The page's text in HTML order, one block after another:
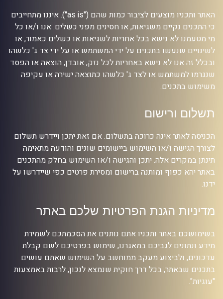
האתר ותכניו מוצעים לציבור כמות שהם ("as is"). איננו מתחייבים
כי התכנים נקיים משגיאות, או חסינים מפני כשלים. אנו ו/או כל
מי מטעמנו לא נישא בכל אחריות לשגיאות או כשלים כאמור, או
לשינויים שנעשו בתכנים על ידי המשתמש או על ידי צד ג' כלשהו
ובכלל זה אנו לא נישא באחריות לכל נזק, אובדן, הוצאה או הפסד
שנגרמו למשתמש או לצד ג' כלשהו כתוצאה ישירה או עקיפה
משימוש בתכנים.
תשלום ורישום
הכניסה לאתר אינה כרוכה בתשלום. אם זאת יתכן ויידרש תשלום
לצורך הגישה ו/או השימוש ביישומים שונים והודעה מתאימה
תינתן במקרים אלה. יתכן והגישה ו/או השימוש בחלק מהתכנים
באתר יהא כפוף ומותנה ברישום ומסירת פרטים כפי שיידרשו על
ידנו.
מדיניות הגנת הפרטיות שלכם באתר
בשימושכם באתר ותכניו אתם נותנים את הסכמתכם לשמירת
מידע ונתונים לגביכם במאגרנו, שימוש בפרטיכם לשם קבלת
עדכונים, ולביצוע מעקב ממוחשב על השימוש שאתם עושים
בתכנים שבאתר, בכל דרך חוקית שנמצא לנכון, לרבות באמצעות
"עוגיות".